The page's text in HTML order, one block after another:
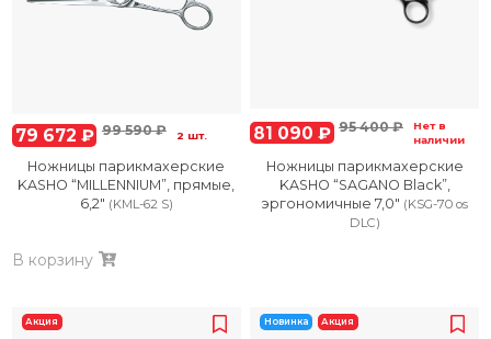
79 672 ₽ 99 590 ₽ 2 шт.
Ножницы парикмахерские
KASHO “MILLENNIUM”, прямые,
6,2″ (KML-62 S)
В корзину
81 090 ₽ 95 400 ₽
Нет в
наличии
Ножницы парикмахерские
KASHO “SAGANO Black”,
эргономичные 7,0″ (KSG-70 os
DLC)
Акция Новинка Акция